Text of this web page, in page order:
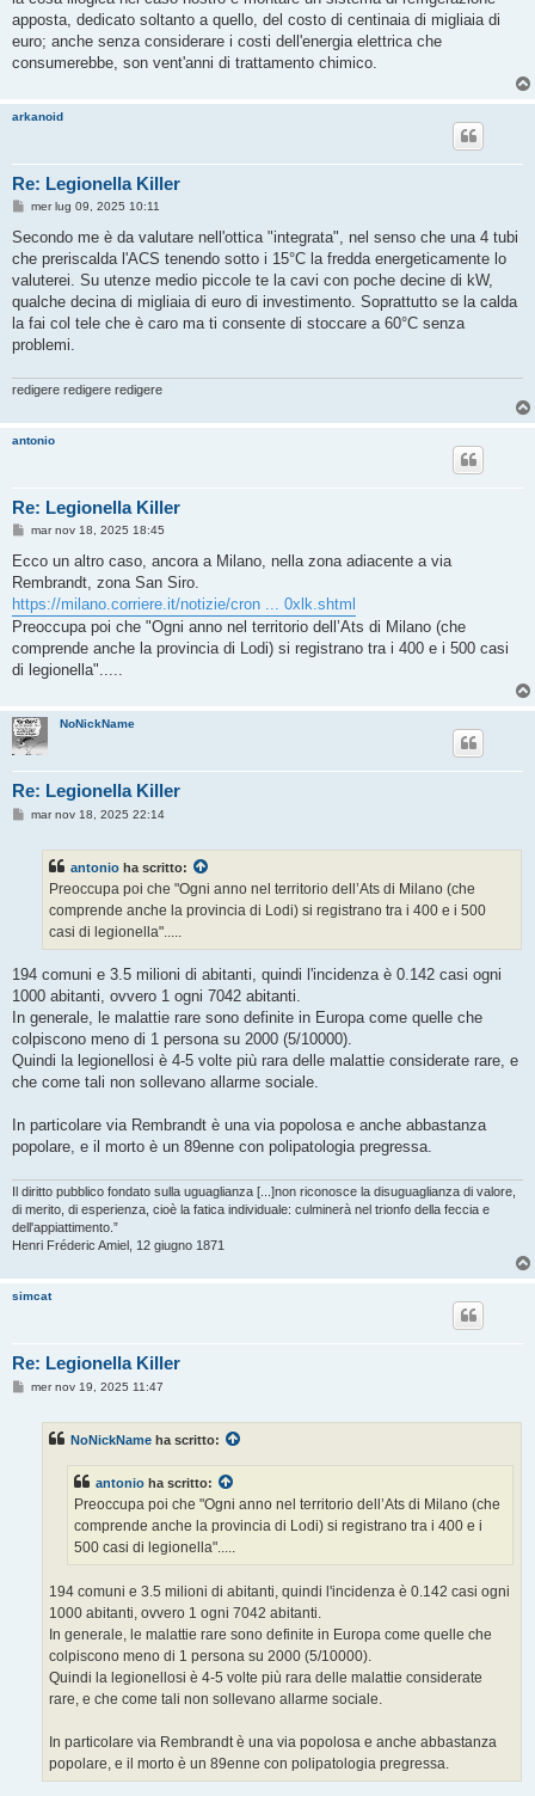
apposta, dedicato soltanto a quello, del costo di centinaia di migliaia di
euro; anche senza considerare i costi dell'energia elettrica che
consumerebbe, son vent'anni di trattamento chimico.
arkanoid
Re: Legionella Killer
M
s
a
g
i
o
mer lug 09, 2025 10:11
Secondo me è da valutare nell'ottica "integrata", nel senso che una 4 tubi
che preriscalda l'ACS tenendo sotto i 15°C la fredda energeticamente lo
valuterei. Su utenze medio piccole te la cavi con poche decine di kW,
qualche decina di migliaia di euro di investimento. Soprattutto se la calda
la fai col tele che è caro ma ti consente di stoccare a 60°C senza
problemi.
redigere redigere redigere
antonio
Re: Legionella Killer
M
s
a
g
g
i
o
mar nov 18, 2025 18:45
Ecco un altro caso, ancora a Milano, nella zona adiacente a via
Rembrandt, zona San Siro.
https://milano.corriere.it/notizie/cron ... 0xlk.shtml
Preoccupa poi che "Ogni anno nel territorio dell’Ats di Milano (che
comprende anche la provincia di Lodi) si registrano tra i 400 e i 500 casi
di legionella".....
NoNickName
Re: Legionella Killer
Mmar nov 18, 2025 22:14
antonio ha scritto:
Preoccupa poi che "Ogni anno nel territorio dell’Ats di Milano (che
comprende anche la provincia di Lodi) si registrano tra i 400 e i 500
casi di legionella".....
194 comuni e 3.5 milioni di abitanti, quindi l'incidenza è 0.142 casi ogni
1000 abitanti, ovvero 1 ogni 7042 abitanti.
In generale, le malattie rare sono definite in Europa come quelle che
colpiscono meno di 1 persona su 2000 (5/10000).
Quindi la legionellosi è 4-5 volte più rara delle malattie considerate rare, e
che come tali non sollevano allarme sociale.
In particolare via Rembrandt è una via popolosa e anche abbastanza
popolare, e il morto è un 89enne con polipatologia pregressa.
Il diritto pubblico fondato sulla uguaglianza [...]non riconosce la disuguaglianza di valore,
di merito, di esperienza, cioè la fatica individuale: culminerà nel trionfo della feccia e
dell'appiattimento.”
Henri Fréderic Amiel, 12 giugno 1871
simcat
Re: Legionella Killer
Mmer nov 19, 2025 11:47
NoNickName ha scritto:
antonio ha scritto:
Preoccupa poi che "Ogni anno nel territorio dell’Ats di Milano (che
comprende anche la provincia di Lodi) si registrano tra i 400 e i
500 casi di legionella".....
194 comuni e 3.5 milioni di abitanti, quindi l'incidenza è 0.142 casi ogni
1000 abitanti, ovvero 1 ogni 7042 abitanti.
In generale, le malattie rare sono definite in Europa come quelle che
colpiscono meno di 1 persona su 2000 (5/10000).
Quindi la legionellosi è 4-5 volte più rara delle malattie considerate
rare, e che come tali non sollevano allarme sociale.
In particolare via Rembrandt è una via popolosa e anche abbastanza
popolare, e il morto è un 89enne con polipatologia pregressa.